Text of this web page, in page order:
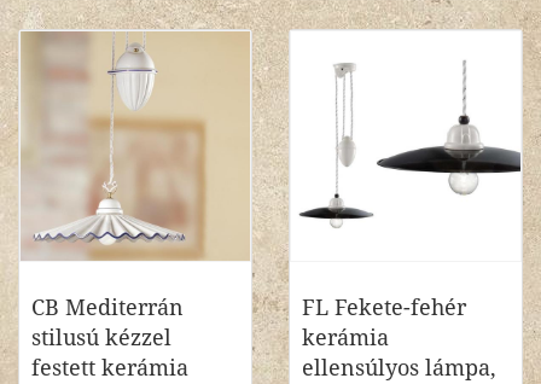
CB Mediterrán
stilusú kézzel
festett kerámia
FL Fekete-fehér
kerámia
ellensúlyos lámpa,